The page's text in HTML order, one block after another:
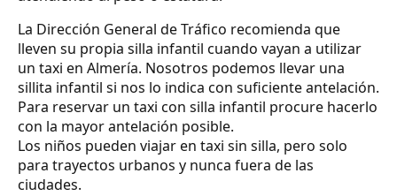
La Dirección General de Tráfico recomienda que
lleven su propia silla infantil cuando vayan a utilizar
un taxi en Almería. Nosotros podemos llevar una
sillita infantil si nos lo indica con suficiente antelación.
Para reservar un taxi con silla infantil procure hacerlo
con la mayor antelación posible.
Los niños pueden viajar en taxi sin silla, pero solo
para trayectos urbanos y nunca fuera de las
ciudades.